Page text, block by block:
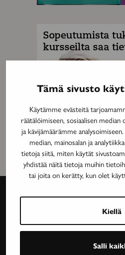
Tämä sivusto
Käytämme evästeitä
räätälöimiseen, sosiaalisen
ja kävijämäärämme
median, mainosalan ja
tietoja siitä, miten käytät
yhdistää näitä tietoja muihin
tai joita on kerätty, kun olet
Kiellä
Salli
lehti